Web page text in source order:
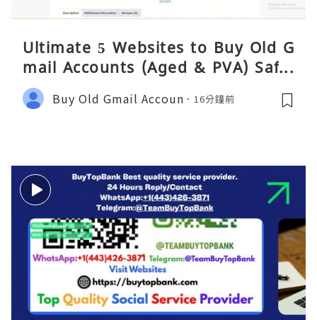
Ultimate 5 Websites to Buy Old G
mail Accounts (Aged & PVA) Safel
y 2026
Buy Old Gmail Accoun 16分鐘前